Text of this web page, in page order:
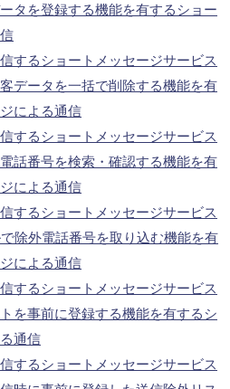
タを登録する機能を有するショー
するショートメッセージサービス
データを一括で削除する機能を有
による通信
するショートメッセージサービス
話番号を検索・確認する機能を有
による通信
するショートメッセージサービス
除外電話番号を取り込む機能を有
による通信
するショートメッセージサービス
を事前に登録する機能を有するシ
通信
するショートメッセージサービス